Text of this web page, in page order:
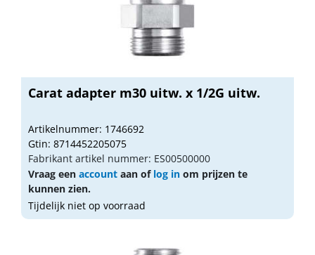
Carat adapter m30 uitw. x 1/2G uitw.
Artikelnummer: 1746692
Gtin: 8714452205075
Fabrikant artikel nummer: ES00500000
Vraag een account aan of log in om prijzen te
kunnen zien.
Tijdelijk niet op voorraad